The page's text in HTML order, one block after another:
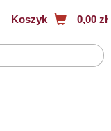
Koszyk 0,00 zł